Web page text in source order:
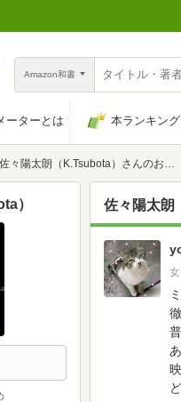
Amazon和書
ーターとは 本ランキング
佐々陽太朗（K.Tsubota）さんのお気に入られ
佐々陽太朗
1811
女
）